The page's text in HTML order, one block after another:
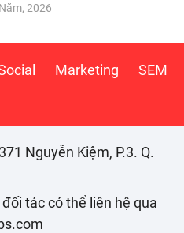
2026
Marketing
SEM
Nguyễn Kiệm, P.3. Q.
tác có thể liên hệ qua